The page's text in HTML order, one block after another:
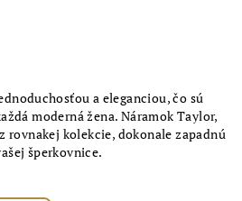
a eleganciou, čo sú
moderná žena. Náramok Taylor,
rovnakej kolekcie, dokonale zapadnú
šperkovnice.